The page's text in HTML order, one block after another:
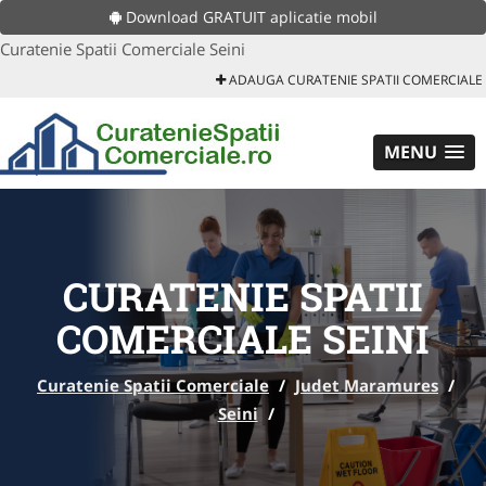
Download GRATUIT aplicatie mobil
Curatenie Spatii Comerciale Seini
ADAUGA CURATENIE SPATII COMERCIALE
MENU
CURATENIE SPATII
COMERCIALE SEINI
Curatenie Spatii Comerciale / Judet Maramures /
Seini /